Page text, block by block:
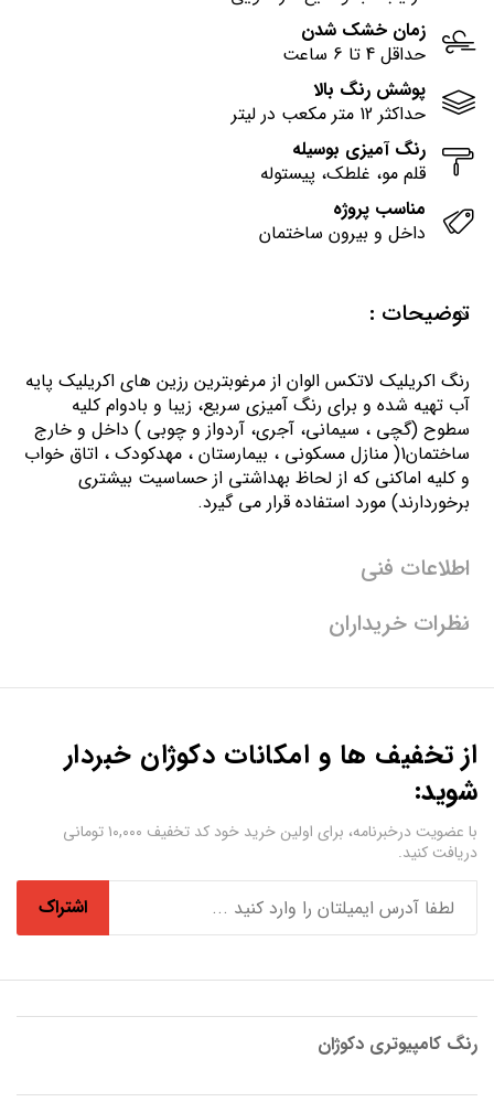
زمان خشک شدن
حداقل 4 تا 6 ساعت
پوشش رنگ بالا
حداکثر 12 متر مکعب در لیتر
رنگ آمیزی بوسیله
قلم مو، غلطک، پیستوله
مناسب پروژه
داخل و بیرون ساختمان
توضیحات :
رنگ اكريليك لاتكس الوان از مرغوبترين رزين هاي اكريليك پايه
آب تهيه شده و برای رنگ آمیزی سریع، زیبا و بادوام کلیه
سطوح (گچی ، سیمانی، آجری، آردواز و چوبی ) داخل و خارج
ساختمان1( منازل مسكوني ، بيمارستان ، مهدكودك ، اتاق خواب
و كليه اماكني كه از لحاظ بهداشتي از حساسيت بيشتري
برخوردارند) مورد استفاده قرار می گیرد.
اطلاعات فنی
نظرات خریداران
از تخفیف ها و امکانات دکوژان خبردار
شوید:
با عضویت درخبرنامه، برای اولین خرید خود کد تخفیف ۱۰,۰۰۰ تومانی
دریافت کنید.
اشتراک
رنگ کامپیوتری دکوژان